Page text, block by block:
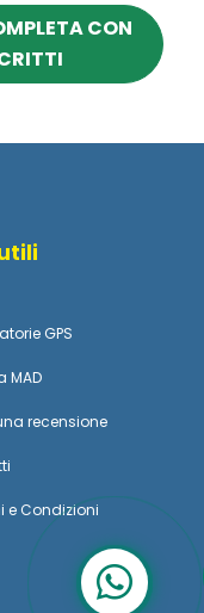
CON
GPS
MAD
recensione
e Condizioni